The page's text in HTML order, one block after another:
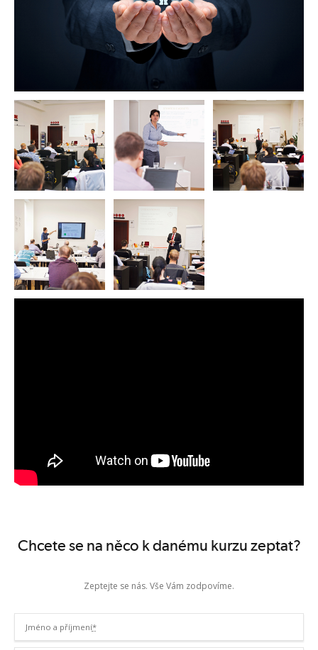
Accredited Training Organisation TAYLLORCOX již do 24h po ukončení
Certifikát v Anglickém jazyce
Na vyžádání zajistíme soudní znalecký překlad
SCRUM Master by TAYLLORCOX má doživotní platnost !
Certifikát EXIN Rozhodli jste se pro upgrade certifikátu? Gratulujeme!
Každý úspěšný absolvent získá navíc certifikát vydaný Examination
Institute EXIN.TAYLLORCOX jako EXIN Platinum Partner (jediný v ČR, SK)
vám nepošle pouze voucher a nenutí složitě vyřizovat
administrativu spojenou s certifikační zkouškou.Jako EXIN Platinum
Partner™ se vám postaráme o komplexní administraci všeho až do
vydání certifikátu.
Certifikát v Anglickém jazyce
Na vyžádání zajistíme soudní znalecký překlad
PRINCE2 Foundation Axelos / EXIN má také doživotní platnost !
Předpoklady | Prerequisites Průběh certifikace Agile SCRUM Master
Agile SCRUM Master je pokročilý manažerský kurz, proto
je doporučená studijní prerekvizita znalost SCRUM terminologie, resp. a
frameworku, např. prostřednictvím kurzu Agile SCRUM Foundation.
Závěrečná zkouška má formu písemného testu s výběrem správné
odpovědi z testovacích otázek, konkrétní parametry:
Chcete se na něco k danému kurzu zeptat?
Zeptejte se nás. Vše Vám zodpovíme.
Jméno a příjmení*